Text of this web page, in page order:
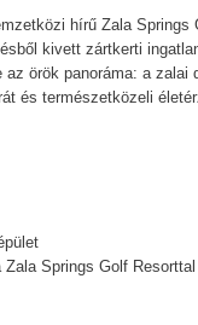
hírű Zala
kivett zártkerti
örök panoráma: a
és természetközeli
Springs Golf Resorttal